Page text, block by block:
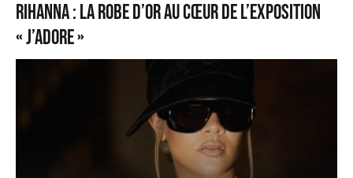
Rihanna : la robe d’or au cœur de l’exposition
« J’adore »